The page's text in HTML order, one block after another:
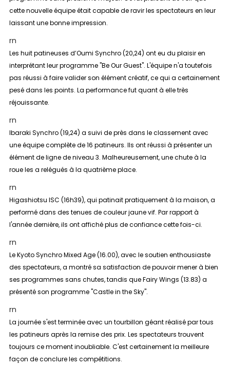
cette nouvelle équipe était capable de ravir les spectateurs en leur
laissant une bonne impression.
rn
Les huit patineuses d’Oumi Synchro (20,24) ont eu du plaisir en
interprétant leur programme "Be Our Guest". L'équipe n'a toutefois
pas réussi à faire valider son élément créatif, ce qui a certainement
pesé dans les points. La performance fut quant à elle très
réjouissante.
rn
Ibaraki Synchro (19,24) a suivi de près dans le classement avec
une équipe complète de 16 patineurs. Ils ont réussi à présenter un
élément de ligne de niveau 3. Malheureusement, une chute à la
roue les a relégués à la quatrième place.
rn
Higashiotsu ISC (16h39), qui patinait pratiquement à la maison, a
performé dans des tenues de couleur jaune vif. Par rapport à
l'année dernière, ils ont affiché plus de confiance cette fois-ci.
rn
Le Kyoto Synchro Mixed Age (16.00), avec le soutien enthousiaste
des spectateurs, a montré sa satisfaction de pouvoir mener à bien
ses programmes sans chutes, tandis que Fairy Wings (13.83) a
présenté son programme "Castle in the Sky".
rn
La journée s'est terminée avec un tourbillon géant réalisé par tous
les patineurs après la remise des prix. Les spectateurs trouvent
toujours ce moment inoubliable. C'est certainement la meilleure
façon de conclure les compétitions.